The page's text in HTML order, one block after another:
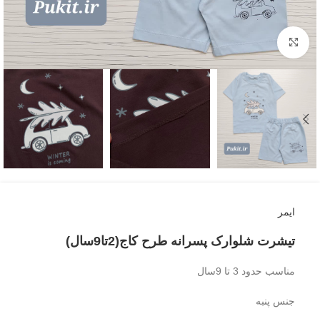
بزرگنمایی تصویر
ایمر
تیشرت شلوارک پسرانه طرح کاج(2تا9سال)
مناسب حدود 3 تا 9سال
جنس پنبه